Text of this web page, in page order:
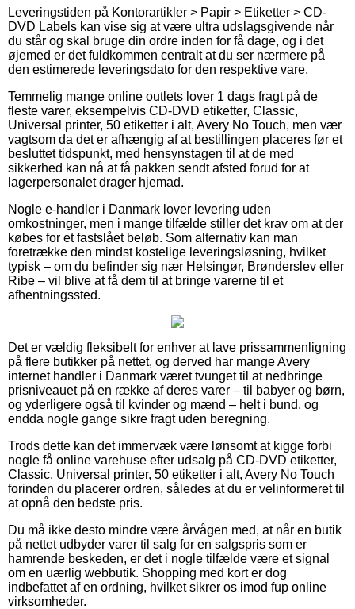
Leveringstiden på Kontorartikler > Papir > Etiketter > CD-
DVD Labels kan vise sig at være ultra udslagsgivende når
du står og skal bruge din ordre inden for få dage, og i det
øjemed er det fuldkommen centralt at du ser nærmere på
den estimerede leveringsdato for den respektive vare.
Temmelig mange online outlets lover 1 dags fragt på de
fleste varer, eksempelvis CD-DVD etiketter, Classic,
Universal printer, 50 etiketter i alt, Avery No Touch, men vær
vagtsom da det er afhængig af at bestillingen placeres før et
besluttet tidspunkt, med hensynstagen til at de med
sikkerhed kan nå at få pakken sendt afsted forud for at
lagerpersonalet drager hjemad.
Nogle e-handler i Danmark lover levering uden
omkostninger, men i mange tilfælde stiller det krav om at der
købes for et fastslået beløb. Som alternativ kan man
foretrække den mindst kostelige leveringsløsning, hvilket
typisk – om du befinder sig nær Helsingør, Brønderslev eller
Ribe – vil blive at få dem til at bringe varerne til et
afhentningssted.
Det er vældig fleksibelt for enhver at lave prissammenligning
på flere butikker på nettet, og derved har mange Avery
internet handler i Danmark været tvunget til at nedbringe
prisniveauet på en række af deres varer – til babyer og børn,
og yderligere også til kvinder og mænd – helt i bund, og
endda nogle gange sikre fragt uden beregning.
Trods dette kan det immervæk være lønsomt at kigge forbi
nogle få online varehuse efter udsalg på CD-DVD etiketter,
Classic, Universal printer, 50 etiketter i alt, Avery No Touch
forinden du placerer ordren, således at du er velinformeret til
at opnå den bedste pris.
Du må ikke desto mindre være årvågen med, at når en butik
på nettet udbyder varer til salg for en salgspris som er
hamrende beskeden, er det i nogle tilfælde være et signal
om en uærlig webbutik. Shopping med kort er dog
indbefattet af en ordning, hvilket sikrer os imod fup online
virksomheder.